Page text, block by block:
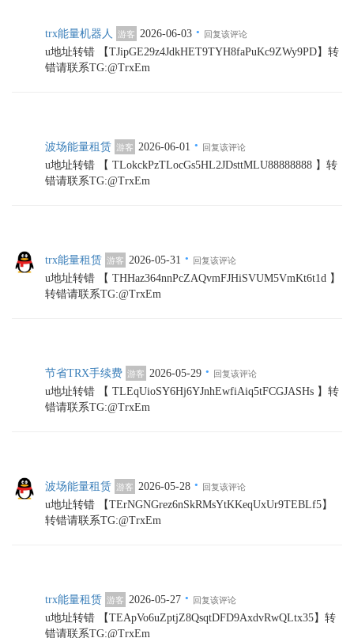
trx能量机器人 游客 2026-06-03 · 回复该评论
u地址转错 【TJipGE29z4JdkHET9TYH8faPuKc9ZWy9PD】转
错请联系TG:@TrxEm
波场能量租赁 游客 2026-06-01 · 回复该评论
u地址转错 【 TLokckPzTLocGs5HL2JDsttMLU88888888 】转
错请联系TG:@TrxEm
trx能量租赁 游客 2026-05-31 · 回复该评论
u地址转错 【 THHaz364nnPcZAQvmFJHiSVUM5VmKt6t1d 】
转错请联系TG:@TrxEm
节省TRX手续费 游客 2026-05-29 · 回复该评论
u地址转错 【 TLEqUioSY6Hj6YJnhEwfiAiq5tFCGJASHs 】转
错请联系TG:@TrxEm
波场能量租赁 游客 2026-05-28 · 回复该评论
u地址转错 【TErNGNGrez6nSkRMsYtKKeqUxUr9TEBLf5】
转错请联系TG:@TrxEm
trx能量租赁 游客 2026-05-27 · 回复该评论
u地址转错 【TEApVo6uZptjZ8QsqtDFD9AxdvRwQLtx35】转
错请联系TG:@TrxEm